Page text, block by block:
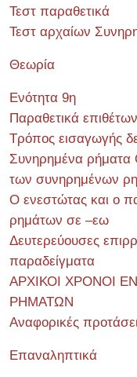
Τεστ παραθετικά
Τεστ αρχαίων
Θεωρία
Ενότητα 9η
Παραθετικά
Τρόπος εισαγωγής
Συνηρημένα ρήματα
των συνηρημένων
Ο ενεστώτας και ο
ρημάτων σε –εω
Δευτερεύουσες
παραδείγματα
ΑΡΧΙΚΟΙ ΧΡΟΝΟΙ
ΡΗΜΑΤΩΝ
Αναφορικές
Επαναληπτικά